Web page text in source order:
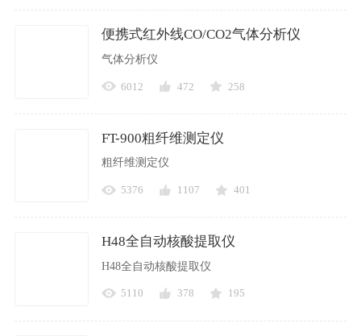
便携式红外线CO/CO2气体分析仪
气体分析仪
6012 472 258
FT-900粗纤维测定仪
粗纤维测定仪
5376 1107 401
H48全自动核酸提取仪
H48全自动核酸提取仪
5110 378 195